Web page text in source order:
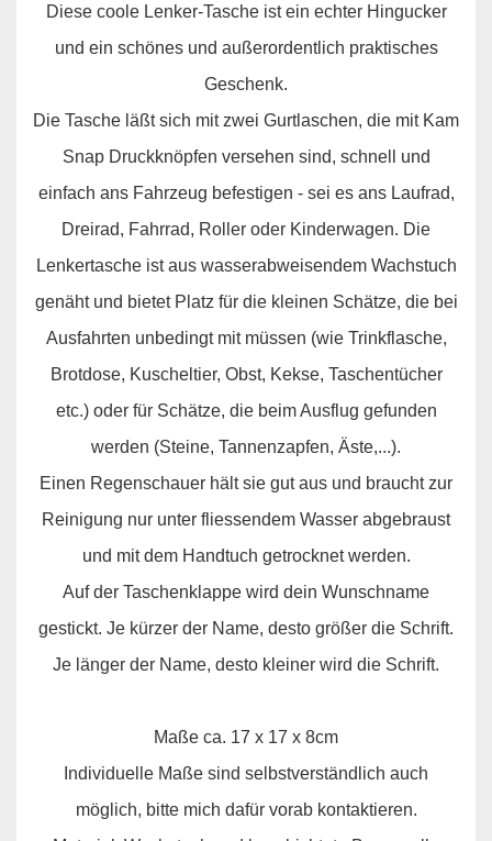
Diese coole Lenker-Tasche ist ein echter Hingucker
und ein schönes und außerordentlich praktisches
Geschenk.
Die Tasche läßt sich mit zwei Gurtlaschen, die mit Kam
Snap Druckknöpfen versehen sind, schnell und
einfach ans Fahrzeug befestigen - sei es ans Laufrad,
Dreirad, Fahrrad, Roller oder Kinderwagen. Die
Lenkertasche ist aus wasserabweisendem Wachstuch
genäht und bietet Platz für die kleinen Schätze, die bei
Ausfahrten unbedingt mit müssen (wie Trinkflasche,
Brotdose, Kuscheltier, Obst, Kekse, Taschentücher
etc.) oder für Schätze, die beim Ausflug gefunden
werden (Steine, Tannenzapfen, Äste,...).
Einen Regenschauer hält sie gut aus und braucht zur
Reinigung nur unter fliessendem Wasser abgebraust
und mit dem Handtuch getrocknet werden.
Auf der Taschenklappe wird dein Wunschname
gestickt. Je kürzer der Name, desto größer die Schrift.
Je länger der Name, desto kleiner wird die Schrift.
Maße ca. 17 x 17 x 8cm
Individuelle Maße sind selbstverständlich auch
möglich, bitte mich dafür vorab kontaktieren.